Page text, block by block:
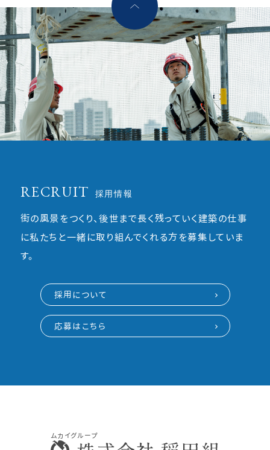
RECRUIT 採用情報
街の風景をつくり、後世まで長く残っていく建築の仕事
に私たちと一緒に取り組んでくれる方を募集していま
す。
採用について
応募はこちら
ムカイグループ